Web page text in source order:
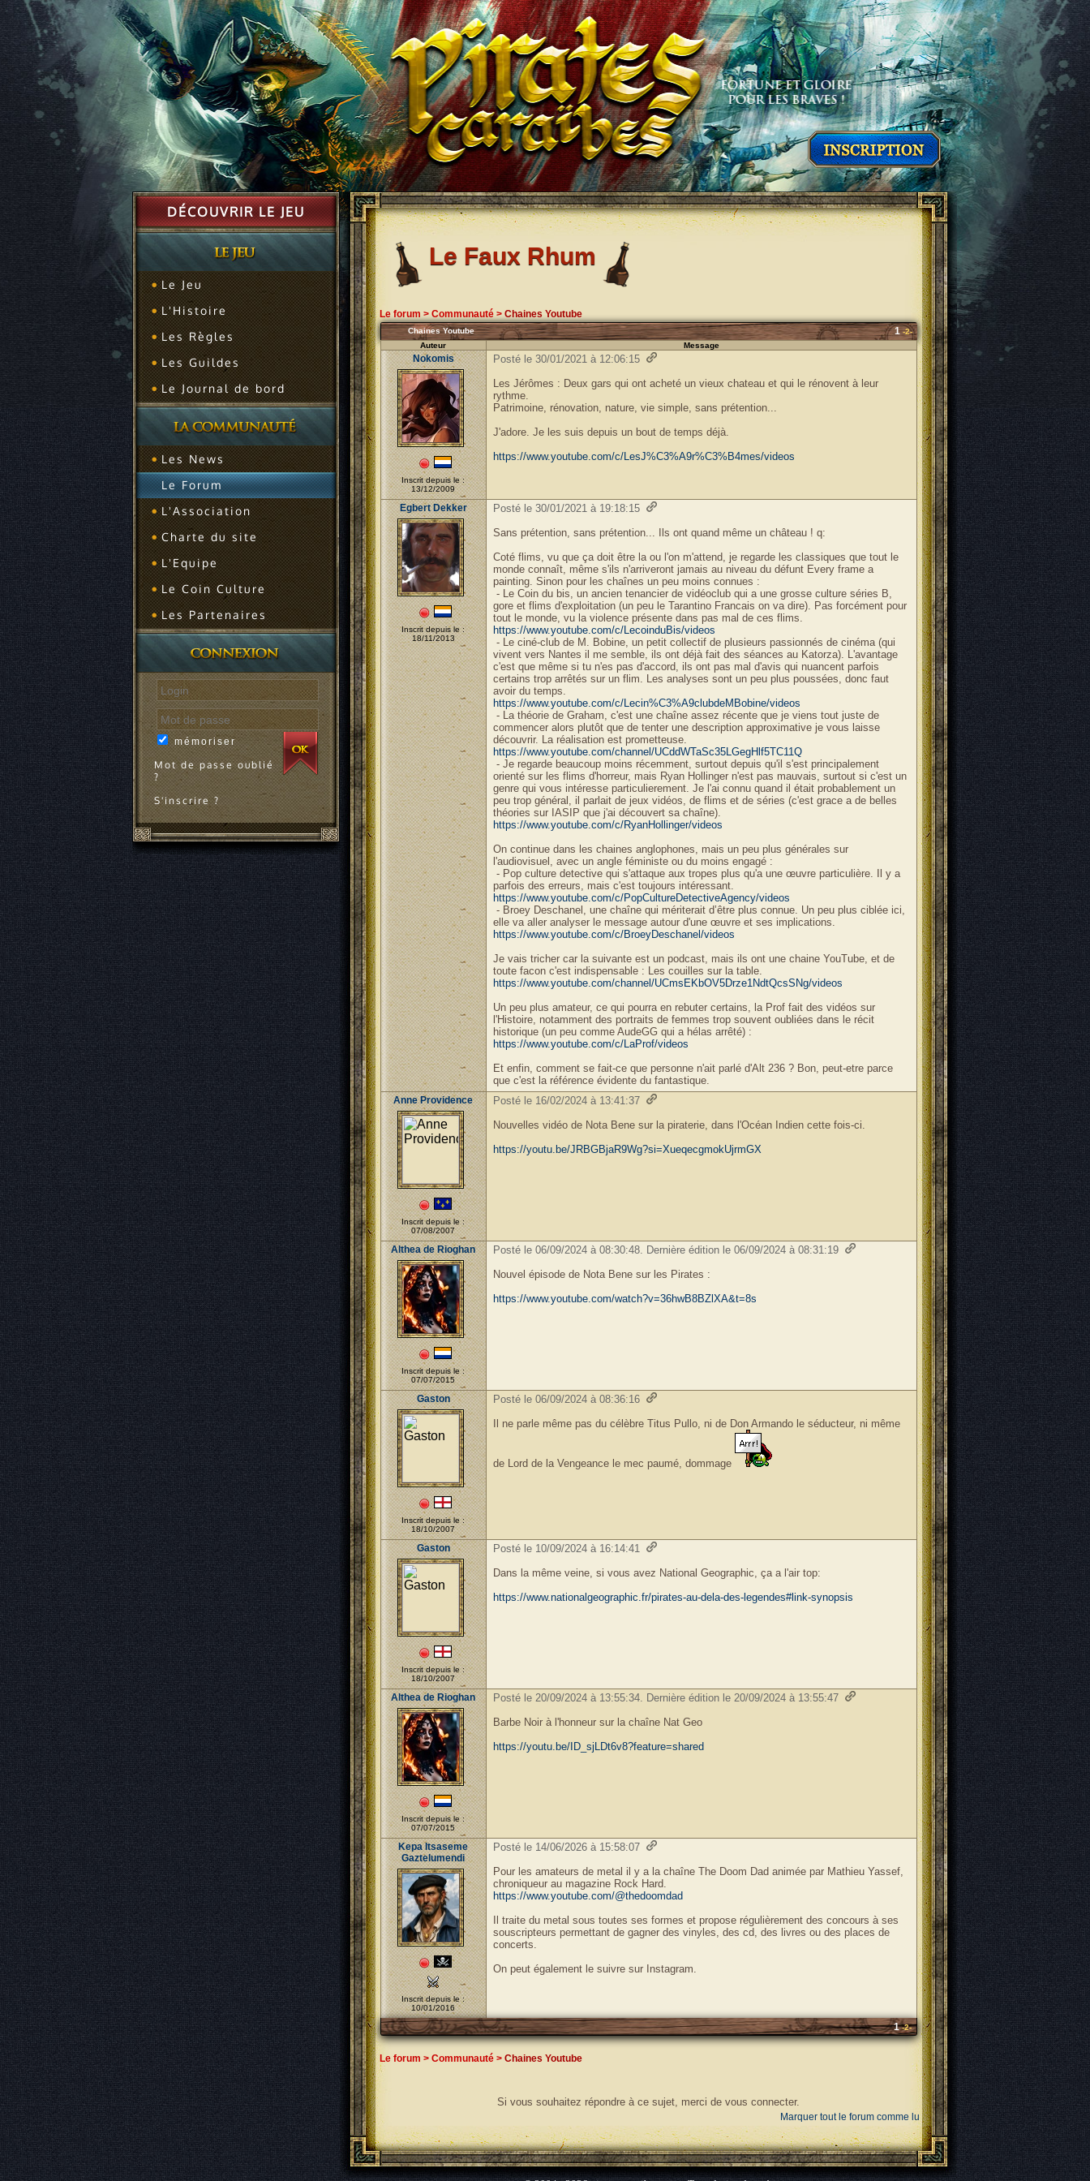
DÉCOUVRIR LE JEU
Le Jeu
L'Histoire
Les Règles
Les Guildes
Le Journal de bord
Les News
Le Forum
L'Association
Charte du site
L'Equipe
Le Coin Culture
Les Partenaires
mémoriser
Mot de passe oublié
?
S'inscrire ?
Le Faux Rhum
Le forum > Communauté > Chaines Youtube
Chaines Youtube 1 -2-
Auteur
Message
Nokomis
Inscrit depuis le :
13/12/2009
Posté le 30/01/2021 à 12:06:15
Les Jérômes : Deux gars qui ont acheté un vieux chateau et qui le rénovent à leur
rythme.
Patrimoine, rénovation, nature, vie simple, sans prétention...
J'adore. Je les suis depuis un bout de temps déjà.
https://www.youtube.com/c/LesJ%C3%A9r%C3%B4mes/videos
Egbert Dekker
Inscrit depuis le :
18/11/2013
Posté le 30/01/2021 à 19:18:15
Sans prétention, sans prétention... Ils ont quand même un château ! q:
Coté flims, vu que ça doit être la ou l'on m'attend, je regarde les classiques que tout le
monde connaît, même s'ils n'arriveront jamais au niveau du défunt Every frame a
painting. Sinon pour les chaînes un peu moins connues :
- Le Coin du bis, un ancien tenancier de vidéoclub qui a une grosse culture séries B,
gore et flims d'exploitation (un peu le Tarantino Francais on va dire). Pas forcément pour
tout le monde, vu la violence présente dans pas mal de ces flims.
https://www.youtube.com/c/LecoinduBis/videos
- Le ciné-club de M. Bobine, un petit collectif de plusieurs passionnés de cinéma (qui
vivent vers Nantes il me semble, ils ont déjà fait des séances au Katorza). L'avantage
c'est que même si tu n'es pas d'accord, ils ont pas mal d'avis qui nuancent parfois
certains trop arrêtés sur un flim. Les analyses sont un peu plus poussées, donc faut
avoir du temps.
https://www.youtube.com/c/Lecin%C3%A9clubdeMBobine/videos
- La théorie de Graham, c'est une chaîne assez récente que je viens tout juste de
commencer alors plutôt que de tenter une description approximative je vous laisse
découvrir. La réalisation est prometteuse.
https://www.youtube.com/channel/UCddWTaSc35LGegHlf5TC11Q
- Je regarde beaucoup moins récemment, surtout depuis qu'il s'est principalement
orienté sur les flims d'horreur, mais Ryan Hollinger n'est pas mauvais, surtout si c'est un
genre qui vous intéresse particulierement. Je l'ai connu quand il était probablement un
peu trop général, il parlait de jeux vidéos, de flims et de séries (c'est grace a de belles
théories sur IASIP que j'ai découvert sa chaîne).
https://www.youtube.com/c/RyanHollinger/videos
On continue dans les chaines anglophones, mais un peu plus générales sur
l'audiovisuel, avec un angle féministe ou du moins engagé :
- Pop culture detective qui s'attaque aux tropes plus qu'a une œuvre particulière. Il y a
parfois des erreurs, mais c'est toujours intéressant.
https://www.youtube.com/c/PopCultureDetectiveAgency/videos
- Broey Deschanel, une chaîne qui mériterait d’être plus connue. Un peu plus ciblée ici,
elle va aller analyser le message autour d'une œuvre et ses implications.
https://www.youtube.com/c/BroeyDeschanel/videos
Je vais tricher car la suivante est un podcast, mais ils ont une chaine YouTube, et de
toute facon c'est indispensable : Les couilles sur la table.
https://www.youtube.com/channel/UCmsEKbOV5Drze1NdtQcsSNg/videos
Un peu plus amateur, ce qui pourra en rebuter certains, la Prof fait des vidéos sur
l'Histoire, notamment des portraits de femmes trop souvent oubliées dans le récit
historique (un peu comme AudeGG qui a hélas arrêté) :
https://www.youtube.com/c/LaProf/videos
Et enfin, comment se fait-ce que personne n'ait parlé d'Alt 236 ? Bon, peut-etre parce
que c'est la référence évidente du fantastique.
Anne Providence
Inscrit depuis le :
07/08/2007
Posté le 16/02/2024 à 13:41:37
Nouvelles vidéo de Nota Bene sur la piraterie, dans l'Océan Indien cette fois-ci.
https://youtu.be/JRBGBjaR9Wg?si=XueqecgmokUjrmGX
Althea de Rioghan
Inscrit depuis le :
07/07/2015
Posté le 06/09/2024 à 08:30:48. Dernière édition le 06/09/2024 à 08:31:19
Nouvel épisode de Nota Bene sur les Pirates :
https://www.youtube.com/watch?v=36hwB8BZlXA&t=8s
Gaston
Inscrit depuis le :
18/10/2007
Posté le 06/09/2024 à 08:36:16
Il ne parle même pas du célèbre Titus Pullo, ni de Don Armando le séducteur, ni même
de Lord de la Vengeance le mec paumé, dommage
Gaston
Inscrit depuis le :
18/10/2007
Posté le 10/09/2024 à 16:14:41
Dans la même veine, si vous avez National Geographic, ça a l'air top:
https://www.nationalgeographic.fr/pirates-au-dela-des-legendes#link-synopsis
Althea de Rioghan
Inscrit depuis le :
07/07/2015
Posté le 20/09/2024 à 13:55:34. Dernière édition le 20/09/2024 à 13:55:47
Barbe Noir à l'honneur sur la chaîne Nat Geo
https://youtu.be/ID_sjLDt6v8?feature=shared
Kepa Itsaseme
Gaztelumendi
Inscrit depuis le :
10/01/2016
Posté le 14/06/2026 à 15:58:07
Pour les amateurs de metal il y a la chaîne The Doom Dad animée par Mathieu Yassef,
chroniqueur au magazine Rock Hard.
https://www.youtube.com/@thedoomdad
Il traite du metal sous toutes ses formes et propose régulièrement des concours à ses
souscripteurs permettant de gagner des vinyles, des cd, des livres ou des places de
concerts.
On peut également le suivre sur Instagram.
1 -2-
Le forum > Communauté > Chaines Youtube
Si vous souhaitez répondre à ce sujet, merci de vous connecter.
Marquer tout le forum comme lu